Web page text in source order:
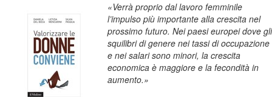
«Verrà proprio dal lavoro femminile
l’impulso più importante alla crescita nel
prossimo futuro. Nei paesi europei dove gli
squilibri di genere nei tassi di occupazione
e nei salari sono minori, la crescita
economica è maggiore e la fecondità in
aumento.»